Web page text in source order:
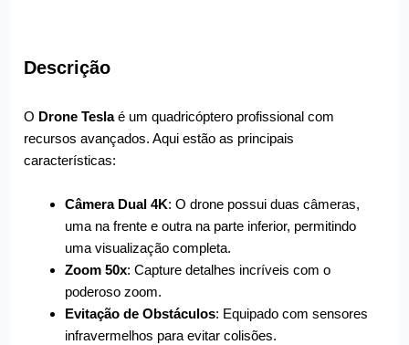
Descrição
O Drone Teslaé um quadricóptero profissional com
recursos avançados. Aqui estão as principais
características:
Câmera Dual 4K: O drone possui duas câmeras,
uma na frente e outra na parte inferior, permitindo
uma visualização completa.
Zoom 50x: Capture detalhes incríveis com o
poderoso zoom.
Evitação de Obstáculos: Equipado com sensores
infravermelhos para evitar colisões.